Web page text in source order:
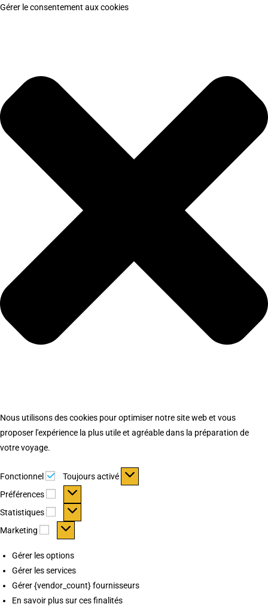
Gérer le consentement aux cookies
Nous utilisons des cookies pour optimiser notre site web et vous
proposer l'expérience la plus utile et agréable dans la préparation de
votre voyage.
Fonctionnel Fonctionnel
Toujours activé
Préférences
Préférences
Statistiques Statistiques
Marketing Marketing
Gérer les options
Gérer les services
Gérer {vendor_count} fournisseurs
En savoir plus sur ces finalités